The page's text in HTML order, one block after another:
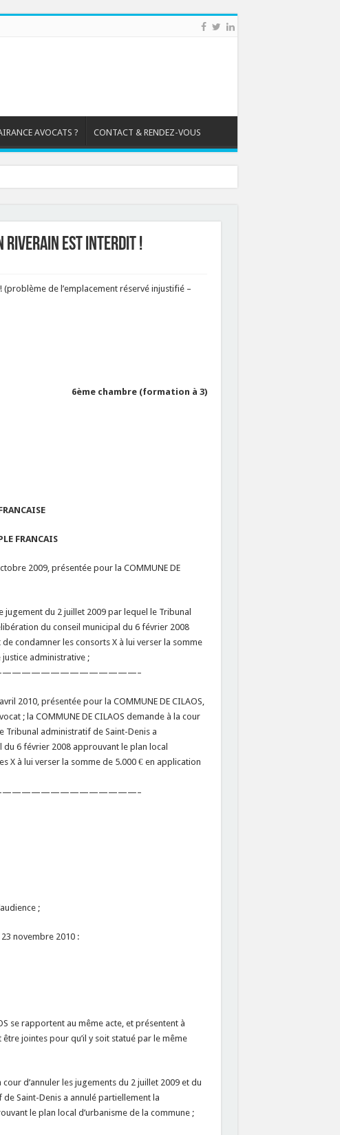
AVOCATS ? CONTACT & RENDEZ-VOUS
riverain est interdit !
de l’emplacement réservé injustifié –
6ème chambre (formation à 3)
FRANCAIS
2009, présentée pour la COMMUNE DE
jugement du 2 juillet 2009 par lequel le Tribunal
du conseil municipal du 6 février 2008
condamner les consorts X à lui verser la somme
justice administrative ;
2010, présentée pour la COMMUNE DE CILAOS,
; la COMMUNE DE CILAOS demande à la cour
Tribunal administratif de Saint-Denis a
6 février 2008 approuvant le plan local
X à lui verser la somme de 5.000 € en application
;
novembre 2010 :
se rapportent au même acte, et présentent à
jointes pour qu’il y soit statué par le même
d’annuler les jugements du 2 juillet 2009 et du
Saint-Denis a annulé partiellement la
le plan local d’urbanisme de la commune ;